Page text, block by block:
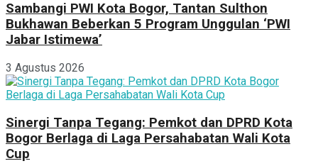
Sambangi PWI Kota Bogor, Tantan Sulthon
Bukhawan Beberkan 5 Program Unggulan ‘PWI
Jabar Istimewa’
3 Agustus 2026
Sinergi Tanpa Tegang: Pemkot dan DPRD Kota
Bogor Berlaga di Laga Persahabatan Wali Kota
Cup